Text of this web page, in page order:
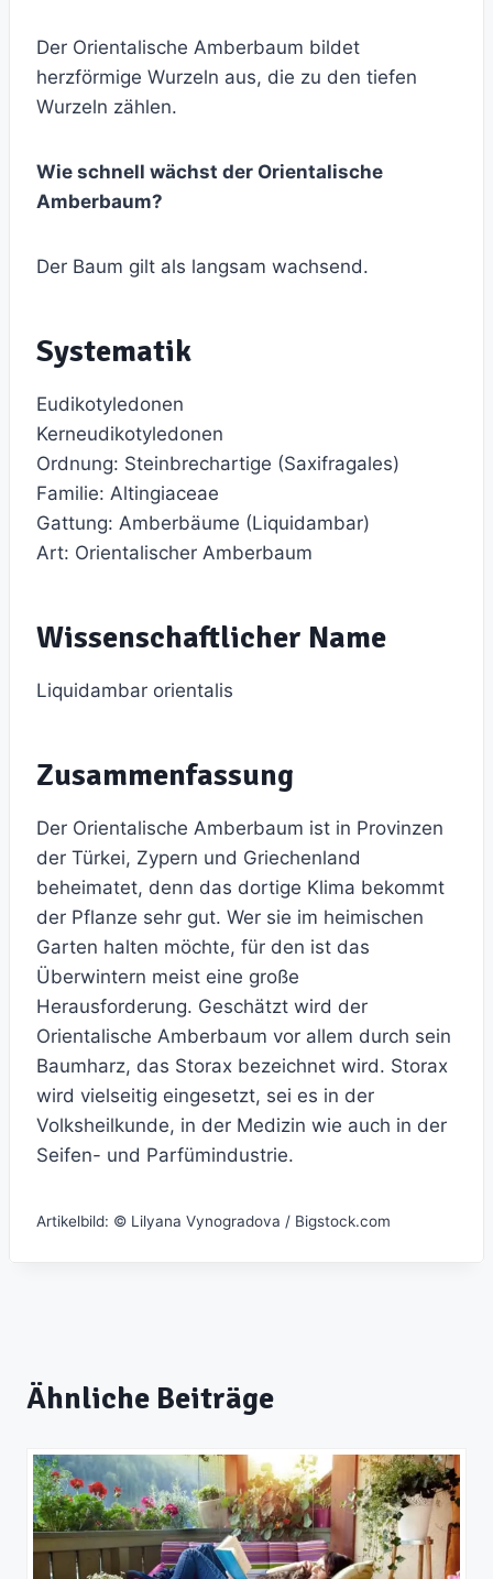
Der Orientalische Amberbaum bildet
herzförmige Wurzeln aus, die zu den tiefen
Wurzeln zählen.
Wie schnell wächst der Orientalische
Amberbaum?
Der Baum gilt als langsam wachsend.
Systematik
Eudikotyledonen
Kerneudikotyledonen
Ordnung: Steinbrechartige (Saxifragales)
Familie: Altingiaceae
Gattung: Amberbäume (Liquidambar)
Art: Orientalischer Amberbaum
Wissenschaftlicher Name
Liquidambar orientalis
Zusammenfassung
Der Orientalische Amberbaum ist in Provinzen
der Türkei, Zypern und Griechenland
beheimatet, denn das dortige Klima bekommt
der Pflanze sehr gut. Wer sie im heimischen
Garten halten möchte, für den ist das
Überwintern meist eine große
Herausforderung. Geschätzt wird der
Orientalische Amberbaum vor allem durch sein
Baumharz, das Storax bezeichnet wird. Storax
wird vielseitig eingesetzt, sei es in der
Volksheilkunde, in der Medizin wie auch in der
Seifen- und Parfümindustrie.
Artikelbild: © Lilyana Vynogradova / Bigstock.com
Ähnliche Beiträge